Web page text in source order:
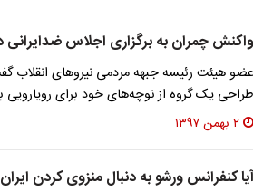
واکنش چمران به برگزاری اجلاس ضدایرانی
عضو هیئت رئیسه جبهه مردمی نیرو‌های انقلاب
طراحی یک گروه از نوچه‌های خود برای رویارویی
۲ بهمن ۱۳۹۷
آیا کنفرانس ورشو به دنبال منزوی کردن